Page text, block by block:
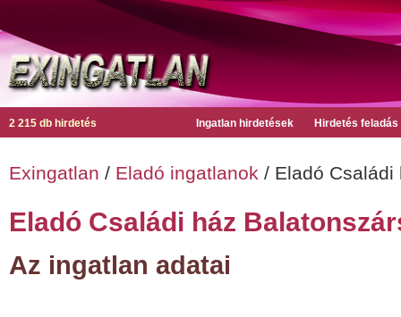
2 215 db hirdetés Ingatlan hirdetések Hirdetés feladás
Exingatlan / Eladó ingatlanok / Eladó Családi
Eladó Családi ház
Az ingatlan adatai